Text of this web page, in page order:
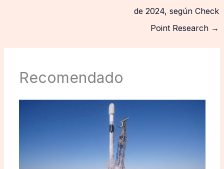
de 2024, según Check
Point Research →
Recomendado